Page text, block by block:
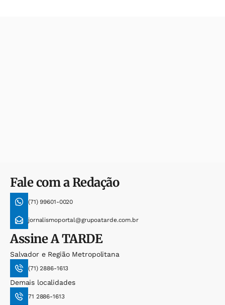
Fale com a Redação
(71) 99601-0020
jornalismoportal@grupoatarde.com.br
AssineA TARDE
Salvador e Região Metropolitana
(71) 2886-1613
Demais localidades
71 2886-1613